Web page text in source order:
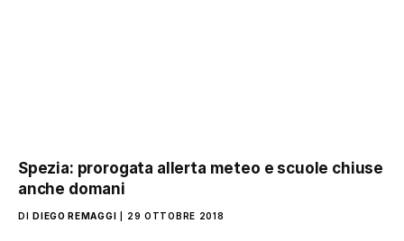
Spezia: prorogata allerta meteo e scuole chiuse
anche domani
DI DIEGO REMAGGI 29 OTTOBRE 2018